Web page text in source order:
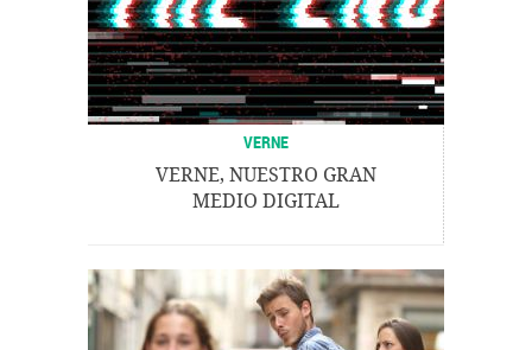
VERNE
VERNE, NUESTRO GRAN
MEDIO DIGITAL